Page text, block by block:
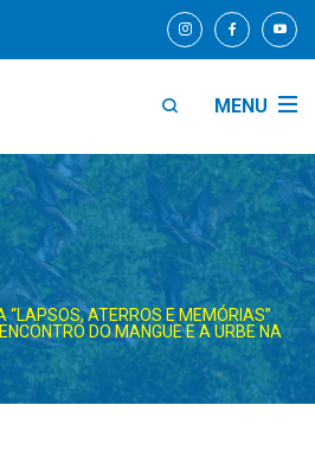
MENU
“LAPSOS, ATERROS E MEMÓRIAS”
DO MANGUE E A URBE NA